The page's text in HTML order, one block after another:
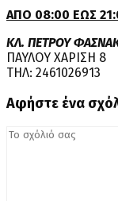
ΑΠΟ 08:00 ΕΩΣ
ΚΛ. ΠΕΤΡΟΥ
ΠΑΥΛΟΥ ΧΑΡΙΣΗ 8
ΤΗΛ: 2461026913
Αφήστε ένα